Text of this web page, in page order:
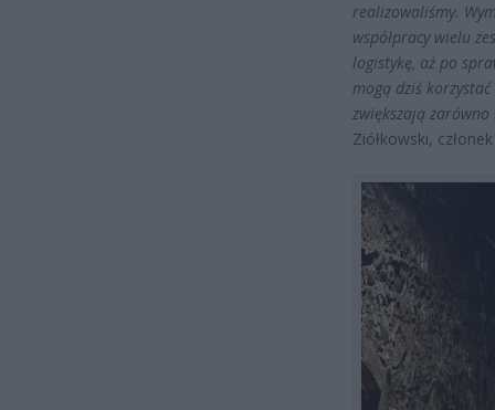
realizowaliśmy.
współpracy wielu
logistykę, aż po
mogą dziś
zwiększają
Ziółkowski,